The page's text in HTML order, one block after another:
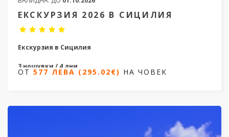
ЕКСКУРЗИЯ 2026 В СИЦИЛИЯ
Екскурзия в Сицилия
3 нощувки / 4 дни
ОТ 577 ЛЕВА (295.02€) НА ЧОВЕК